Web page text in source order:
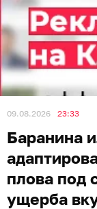
09.08.2026 23:33
Баранина
плова под
ущерба